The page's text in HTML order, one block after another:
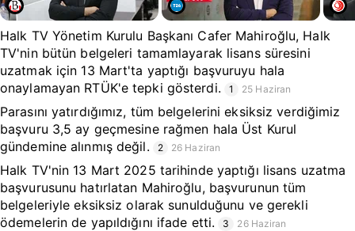
Halk TV Yönetim Kurulu Başkanı Cafer Mahiroğlu, Halk
TV'nin bütün belgeleri tamamlayarak lisans süresini
uzatmak için 13 Mart'ta yaptığı başvuruyu hala
onaylamayan RTÜK'e tepki gösterdi.
1 25 Haziran
Parasını yatırdığımız, tüm belgelerini eksiksiz verdiğimiz
başvuru 3,5 ay geçmesine rağmen hala Üst Kurul
gündemine alınmış değil.
2 26 Haziran
Halk TV'nin 13 Mart 2025 tarihinde yaptığı lisans uzatma
başvurusunu hatırlatan Mahiroğlu, başvurunun tüm
belgeleriyle eksiksiz olarak sunulduğunu ve gerekli
ödemelerin de yapıldığını ifade etti.
3 26 Haziran